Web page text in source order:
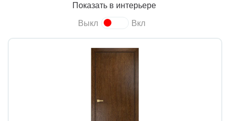
Показать в интерьере
Выкл Вкл